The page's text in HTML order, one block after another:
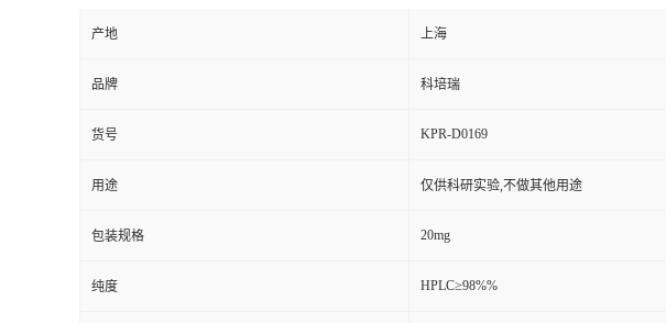
产地 上海
品牌 科培瑞
货号 KPR-D0169
用途 仅供科研实验,不做其他用途
包装规格 20mg
纯度 HPLC≥98%%